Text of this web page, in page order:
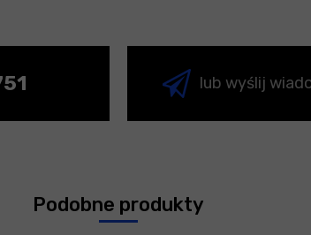
lub wyślij
Podobne produkty